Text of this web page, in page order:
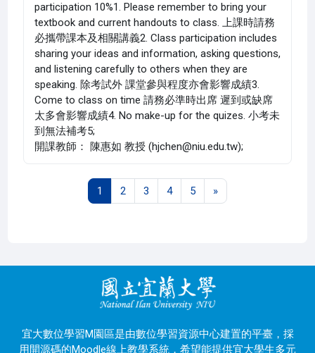
participation 10%1. Please remember to bring your
textbook and current handouts to class. 上課時請務
必攜帶課本及相關講義2. Class participation includes
sharing your ideas and information, asking questions,
and listening carefully to others when they are
speaking. 除考試外 課堂參與程度亦會影響成績3.
Come to class on time 請務必準時出席 遲到或缺席
太多會影響成績4. No make-up for the quizes. 小考未
到無法補考5;
開課教師： 陳惠如 教授 (hjchen@niu.edu.tw);
1 Page 1
2 Page 2
3 Page 3
4Page 4
5Page 5
»Next page
宜大數位學習M園區是由數位學習資源中心建置的平臺，採
用開源碼的Moodle線上教學系統，希望能提供宜大學生多元